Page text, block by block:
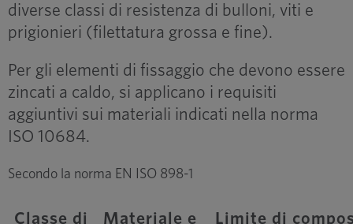
diverse classi di resistenza di bulloni, viti e
prigionieri (filettatura grossa e fine).
Per gli elementi di fissaggio che devono essere
zincati a caldo, si applicano i requisiti
aggiuntivi sui materiali indicati nella norma
ISO 10684.
Secondo la norma EN ISO 898-1
Classe di
Materiale e
Limite di